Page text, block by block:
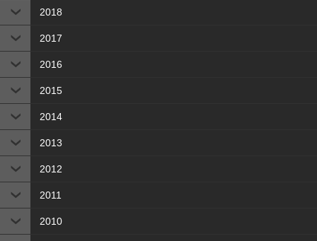
2018
2017
2016
2015
2014
2013
2012
2011
2010